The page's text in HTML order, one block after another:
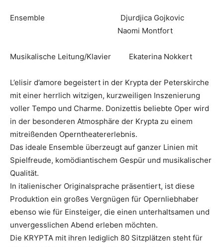
Ensemble Djurdjica Gojkovic
Naomi Montfort
Musikalische Leitung/Klavier Ekaterina Nokkert
L’elisir d’amore begeistert in der Krypta der Peterskirche
mit einer herrlich witzigen, kurzweiligen Inszenierung
voller Tempo und Charme. Donizettis beliebte Oper wird
in der besonderen Atmosphäre der Krypta zu einem
mitreißenden Operntheatererlebnis.
Das ideale Ensemble überzeugt auf ganzer Linien mit
Spielfreude, komödiantischem Gespür und musikalischer
Qualität.
In italienischer Originalsprache präsentiert, ist diese
Produktion ein großes Vergnügen für Opernliebhaber
ebenso wie für Einsteiger, die einen unterhaltsamen und
unvergesslichen Abend erleben möchten.
Die KRYPTA mit ihren lediglich 80 Sitzplätzen steht für